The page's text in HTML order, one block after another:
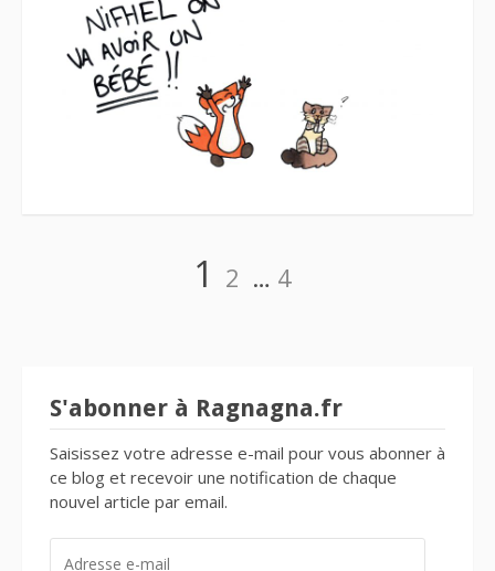
Page
1 Page
2 … Page
4
S'abonner à Ragnagna.fr
Saisissez votre adresse e-mail pour vous abonner à
ce blog et recevoir une notification de chaque
nouvel article par email.